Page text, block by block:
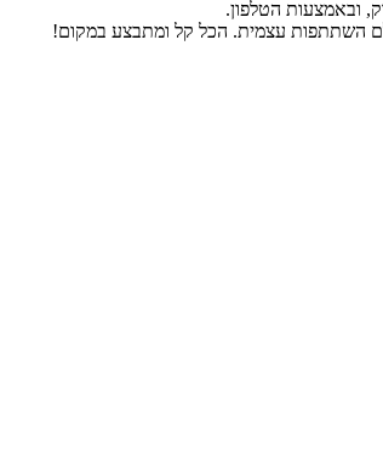
השתתפות עצמית. הכל קל ומתבצע במקום!